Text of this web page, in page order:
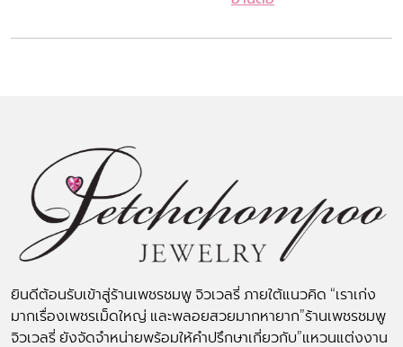
ยินดีต้อนรับเข้าสู่ร้านเพชรชมพู จิวเวลรี่ ภายใต้แนวคิด “เราเก่ง
มากเรื่องเพชรเม็ดใหญ่ และพลอยสวยมากหายาก”ร้านเพชรชมพู
จิวเวลรี่ ยังจัดจำหน่ายพร้อมให้คำปรึกษาเกี่ยวกับ”แหวนแต่งงาน